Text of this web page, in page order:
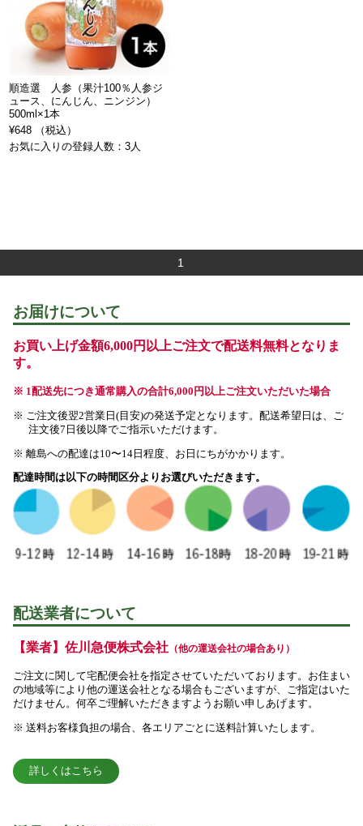
順造選 人参（果汁100％人参ジ
ュース、にんじん、ニンジン）
500ml×1本
¥648 （税込）
お気に入りの登録人数：3人
1